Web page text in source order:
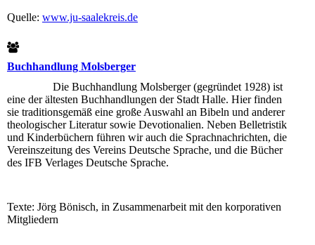
Quelle: www.ju-saalekreis.de
Buchhandlung Molsberger
Die Buchhandlung Molsberger (gegründet 1928) ist
eine der ältesten Buchhandlungen der Stadt Halle. Hier finden
sie traditionsgemäß eine große Auswahl an Bibeln und anderer
theologischer Literatur sowie Devotionalien. Neben Belletristik
und Kinderbüchern führen wir auch die Sprachnachrichten, die
Vereinszeitung des Vereins Deutsche Sprache, und die Bücher
des IFB Verlages Deutsche Sprache.
Texte: Jörg Bönisch, in Zusammenarbeit mit den korporativen
Mitgliedern